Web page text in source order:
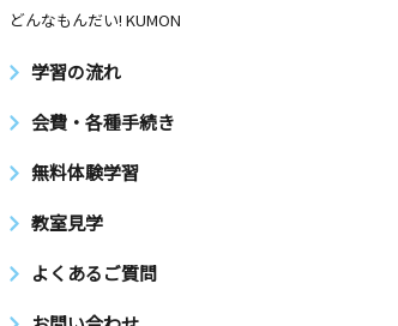
どんなもんだい! KUMON
学習の流れ
会費・各種手続き
無料体験学習
教室見学
よくあるご質問